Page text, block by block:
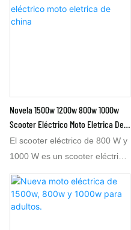
en nuestra fábrica de bicicletas
eléctricas en China. La scooter
Si su mercado requiere 1000 W
con una velocidad de 32 km/h,
no hay problema, y ​​si prefiere
800 W con una velocidad de 45
km/h, también podemos
fabricarla según sus
especificaciones.
Novela 1500w 1200w 800w 1000w
Scooter Eléctrico Moto Eletrica De
China
El scooter eléctrico de 800 W y
1000 W es un scooter eléctrico
de diseño innovador. Este
scooter eléctrico de 800 W y
1000 W se fabrica en nuestra